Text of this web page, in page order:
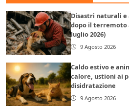
Disastri naturali
dopo il terremoto
luglio 2026)
9 Agosto 2026
Caldo estivo e
calore, ustioni ai
disidratazione
9 Agosto 2026